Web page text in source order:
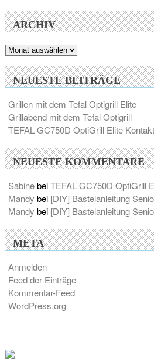
ARCHIV
Archiv
NEUESTE BEITRÄGE
Grillen mit dem Tefal Optigrill Elite
Grillabend mit dem Tefal Optigrill
TEFAL GC750D OptiGrill Elite
NEUESTE KOMMENTARE
SabinebeiTEFAL GC750D OptiGrill
Mandy bei [DIY] Bastelanleitung
Mandy bei [DIY] Bastelanleitung
META
Anmelden
Feed der Einträge
Kommentar-Feed
WordPress.org